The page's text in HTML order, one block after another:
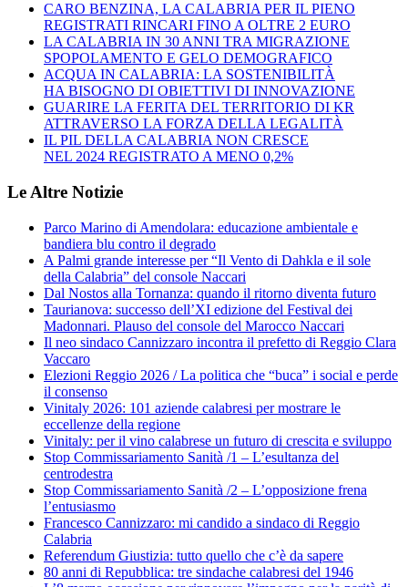
CARO BENZINA, LA CALABRIA PER IL PIENO
REGISTRATI RINCARI FINO A OLTRE 2 EURO
LA CALABRIA IN 30 ANNI TRA MIGRAZIONE
SPOPOLAMENTO E GELO DEMOGRAFICO
ACQUA IN CALABRIA: LA SOSTENIBILITÀ
HA BISOGNO DI OBIETTIVI DI INNOVAZIONE
GUARIRE LA FERITA DEL TERRITORIO DI KR
ATTRAVERSO LA FORZA DELLA LEGALITÀ
IL PIL DELLA CALABRIA NON CRESCE
NEL 2024 REGISTRATO A MENO 0,2%
Le Altre Notizie
Parco Marino di Amendolara: educazione ambientale e
bandiera blu contro il degrado
A Palmi grande interesse per “Il Vento di Dahkla e il sole
della Calabria” del console Naccari
Dal Nostos alla Tornanza: quando il ritorno diventa futuro
Taurianova: successo dell’XI edizione del Festival dei
Madonnari. Plauso del console del Marocco Naccari
Il neo sindaco Cannizzaro incontra il prefetto di Reggio Clara
Vaccaro
Elezioni Reggio 2026 / La politica che “buca” i social e perde
il consenso
Vinitaly 2026: 101 aziende calabresi per mostrare le
eccellenze della regione
Vinitaly: per il vino calabrese un futuro di crescita e sviluppo
Stop Commissariamento Sanità /1 – L’esultanza del
centrodestra
Stop Commissariamento Sanità /2 – L’opposizione frena
l’entusiasmo
Francesco Cannizzaro: mi candido a sindaco di Reggio
Calabria
Referendum Giustizia: tutto quello che c’è da sapere
80 anni di Repubblica: tre sindache calabresi del 1946